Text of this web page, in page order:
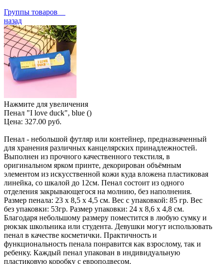
Группы товаров
назад
Нажмите для увеличения
Пенал "I love duck", blue ()
Цена: 327.00 руб.
Пенал - небольшой футляр или контейнер, предназначенный
для хранения различных канцелярских принадлежностей.
Выполнен из прочного качественного текстиля, в
оригинальном ярком принте, декорирован объёмным
элементом из искусственной кожи куда вложена пластиковая
линейка, со шкалой до 12см. Пенал состоит из одного
отделения закрывающегося на молнию, без наполнения.
Размер пенала: 23 х 8,5 х 4,5 см. Вес с упаковкой: 85 гр. Вес
без упаковки: 53гр. Размер упаковки: 24 х 8,6 х 4,8 см.
Благодаря небольшому размеру поместится в любую сумку и
рюкзак школьника или студента. Девушки могут использовать
пенал в качестве косметички. Практичность и
функциональность пенала понравится как взрослому, так и
ребенку. Каждый пенал упакован в индивидуальную
пластиковую коробку с европодвесом.